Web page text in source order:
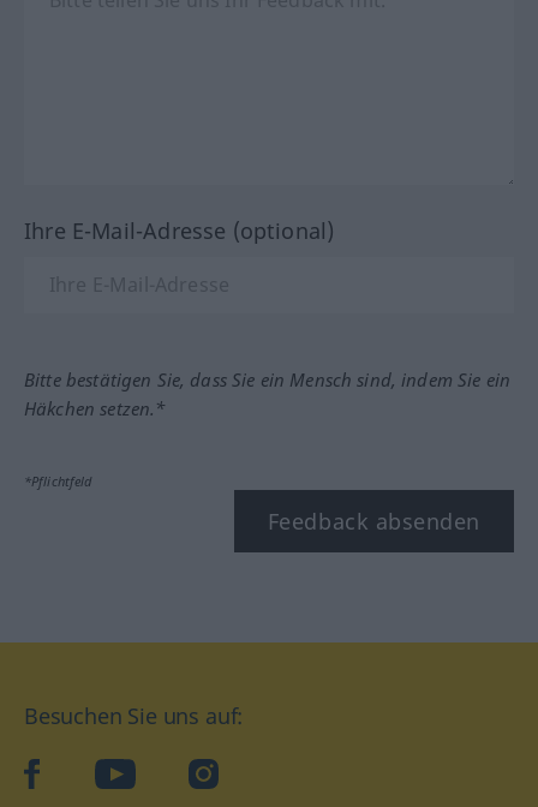
Ihre E-Mail-Adresse (optional)
Bitte bestätigen Sie, dass Sie ein Mensch sind, indem Sie ein
Häkchen setzen.*
*Pflichtfeld
Feedback absenden
Besuchen Sie uns auf:
facebookYouTube Instagram